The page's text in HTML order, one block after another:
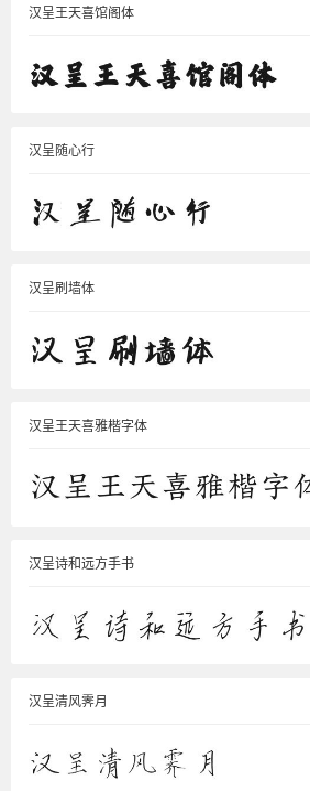
汉呈王天喜馆阁体
汉呈随心行
汉呈刷墙体
汉呈王天喜雅楷字体
汉呈诗和远方手书
汉呈清风霁月